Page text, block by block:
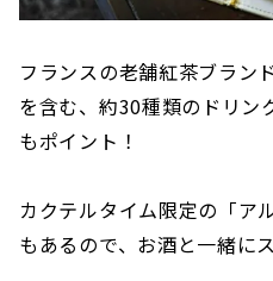
フランスの老舗紅茶ブラン
を含む、約30種類のドリン
もポイント！
カクテルタイム限定の「ア
もあるので、お酒と一緒に